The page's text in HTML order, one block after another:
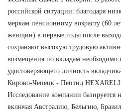
российской ситуации: благодаря
меркам пенсионному возрасту (60
женщин) в первые годы после
сохраняют высокую трудовую
возмещения по вкладам необходимо
удостоверяющего личность
Кирово-Чепецк - Пептид
Исследование компании базируется
включая Австралию, Бельгию,